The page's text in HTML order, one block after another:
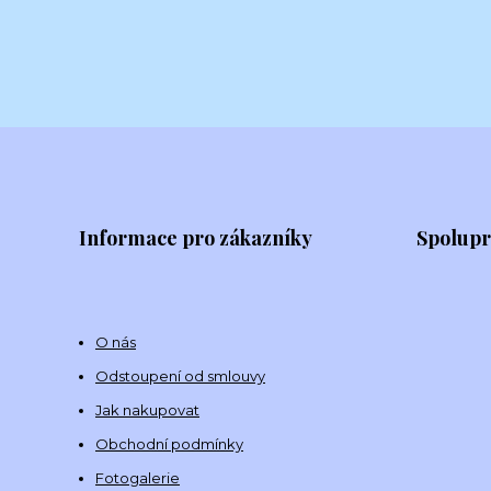
Informace pro zákazníky
O nás
Odstoupení od smlouvy
Jak nakupovat
Obchodní podmínky
Fotogalerie